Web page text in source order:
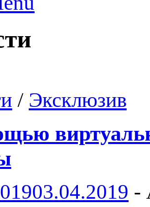
/ Эксклюзив
03.04.2019 -